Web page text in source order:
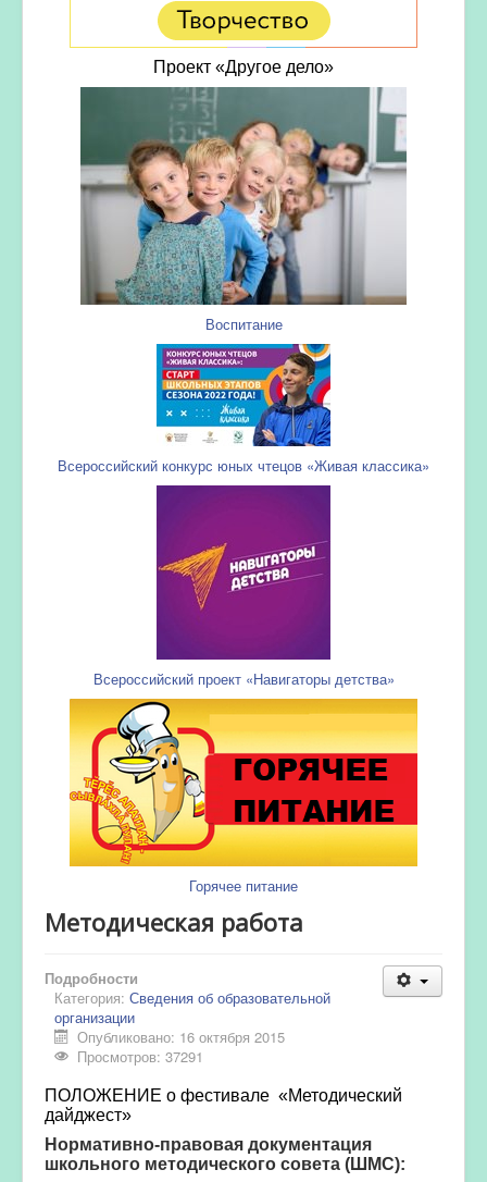
Проект «Другое дело»
Воспитание
Всероссийский конкурс юных чтецов «Живая классика»
Всероссийский проект «Навигаторы детства»
Горячее питание
Методическая работа
Подробности
Категория: Сведения об образовательной
организации
Опубликовано: 16 октября 2015
Просмотров: 37291
ПОЛОЖЕНИЕ о фестивале «Методический
дайджест»
Нормативно-правовая документация
школьного методического совета (ШМС):